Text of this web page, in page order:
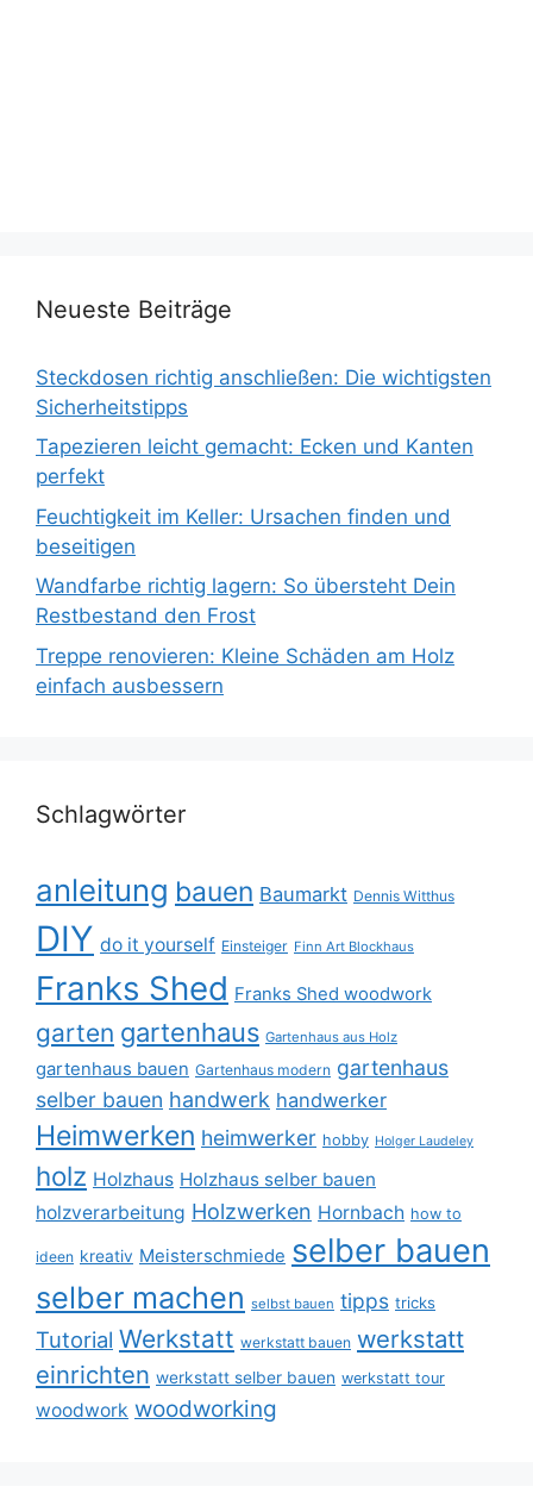
Neueste Beiträge
Steckdosen richtig anschließen: Die wichtigsten
Sicherheitstipps
Tapezieren leicht gemacht: Ecken und Kanten
perfekt
Feuchtigkeit im Keller: Ursachen finden und
beseitigen
Wandfarbe richtig lagern: So übersteht Dein
Restbestand den Frost
Treppe renovieren: Kleine Schäden am Holz
einfach ausbessern
Schlagwörter
anleitung bauen Baumarkt Dennis Witthus
DIY do it yourself Einsteiger Finn Art Blockhaus
Franks Shed Franks Shed woodwork
garten gartenhaus Gartenhaus aus Holz
gartenhaus bauen Gartenhaus modern gartenhaus
selber bauen handwerk handwerker
Heimwerken heimwerker hobby Holger Laudeley
holz Holzhaus Holzhaus selber bauen
holzverarbeitung Holzwerken Hornbach how to
ideen kreativ Meisterschmiede selber bauen
selber machen selbst bauen tipps tricks
Tutorial Werkstatt werkstatt bauen werkstatt
einrichten werkstatt selber bauen werkstatt tour
woodwork woodworking